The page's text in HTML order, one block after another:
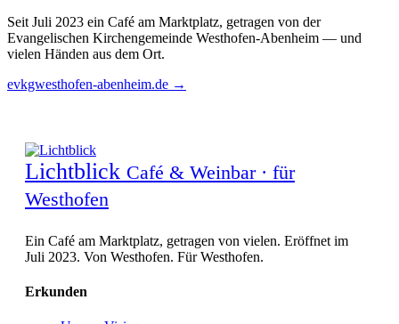
Seit Juli 2023 ein Café am Marktplatz, getragen von der
Evangelischen Kirchengemeinde Westhofen-Abenheim — und
vielen Händen aus dem Ort.
evkgwesthofen-abenheim.de →
Lichtblick Café & Weinbar · für
Westhofen
Ein Café am Marktplatz, getragen von vielen. Eröffnet im
Juli 2023. Von Westhofen. Für Westhofen.
Erkunden